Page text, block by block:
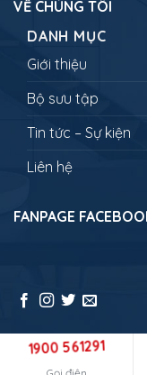
VỀ CHÚNG TÔI
DANH MỤC
Giới thiệu
Bộ sưu tập
Tin tức – Sự kiện
Liên hệ
FANPAGE
Copyright 2026 ©
1900 561291